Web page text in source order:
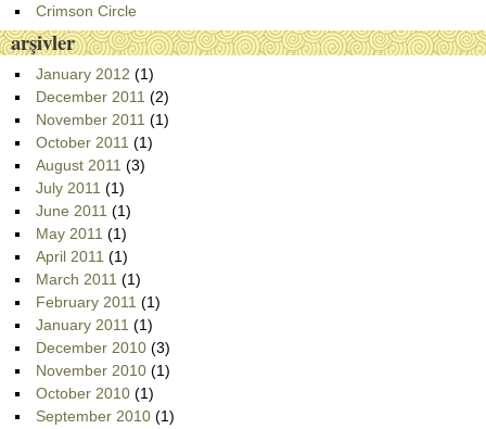
Crimson Circle
arşivler
January 2012 (1)
December 2011 (2)
November 2011 (1)
October 2011 (1)
August 2011 (3)
July 2011 (1)
June 2011 (1)
May 2011 (1)
April 2011 (1)
March 2011 (1)
February 2011 (1)
January 2011 (1)
December 2010 (3)
November 2010 (1)
October 2010 (1)
September 2010 (1)